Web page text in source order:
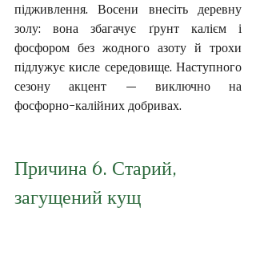
підживлення. Восени внесіть деревну
золу: вона збагачує ґрунт калієм і
фосфором без жодного азоту й трохи
підлужує кисле середовище. Наступного
сезону акцент — виключно на
фосфорно-калійних добривах.
Причина 6. Старий,
загущений кущ